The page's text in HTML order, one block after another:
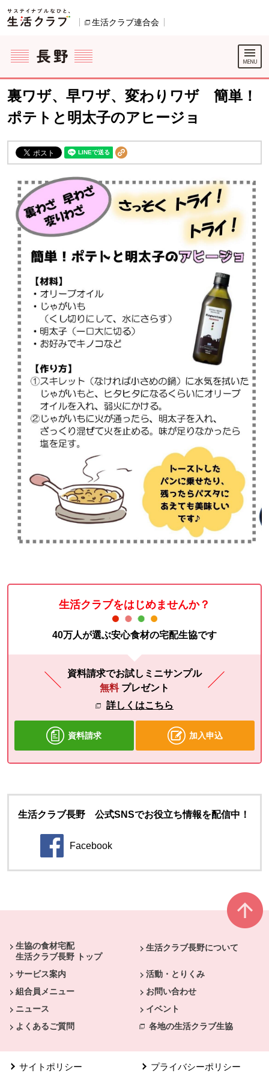
ページの先頭です。
生活クラブ連合会
ここからサイト内共通メニューです。
サイト内共通メニューをスキップする
サイト内共通メニューここまで。
裏ワザ、早ワザ、変わりワザ 簡単！
ポテトと明太子のアヒージョ
生活クラブをはじめませんか？
40万人が選ぶ安心食材の宅配生協です
資料請求でお試しミニサンプル
無料 プレゼント
詳しくはこちら
資料請求 加入申込
生活クラブ長野 公式SNSでお役立ち情報を配信中！
Facebook
別のウィンドウで開きます。
生協の食材宅配
生活クラブ長野 トップ
生活クラブ長野について
サービス案内
活動・とりくみ
組合員メニュー
お問い合わせ
ニュース
イベント
よくあるご質問
各地の生活クラブ生協
サイトポリシー プライバシーポリシー